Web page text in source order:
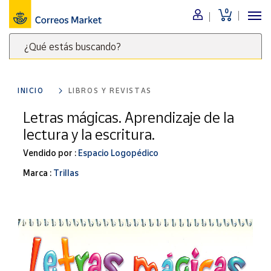
0
¿Qué estás buscando?
clave
para
buscar
productos
Correos
Menú
Nuestro
catálogo
Alimentación
Bebidas
Ocio y cultura
Juguetes y
Merchandising
y regalos
Tienda de
Correos
INICIO LIBROS Y REVISTAS
Letras mágicas. Aprendizaje de la
lectura y la escritura.
Vendido por : Espacio Logopédico
Marca : Trillas